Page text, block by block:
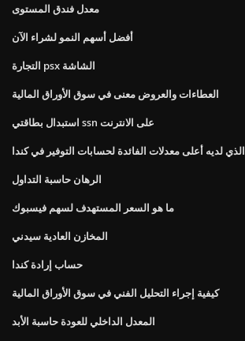
معدل فندق المستوى
أفضل أسهم النمو لشراء الآن
التجارة psx الشاشة
العطاءات والعروض معنى في سوق الأوراق المالية
استبدال بطاقتي ssn على الانترنت
الذي لديه أعلى معدلات الفائدة لحسابات التوفير في كندا
الرهان حاسبة التداول
ما هو السعر المستهدف لسهم فيسبوك
المخازن العادية سيدني
حساب إرادة كندا
كيفية إجراء التحليل الفني في سوق الأوراق المالية
المعدل الداخلي للعودة حاسبة الأبد